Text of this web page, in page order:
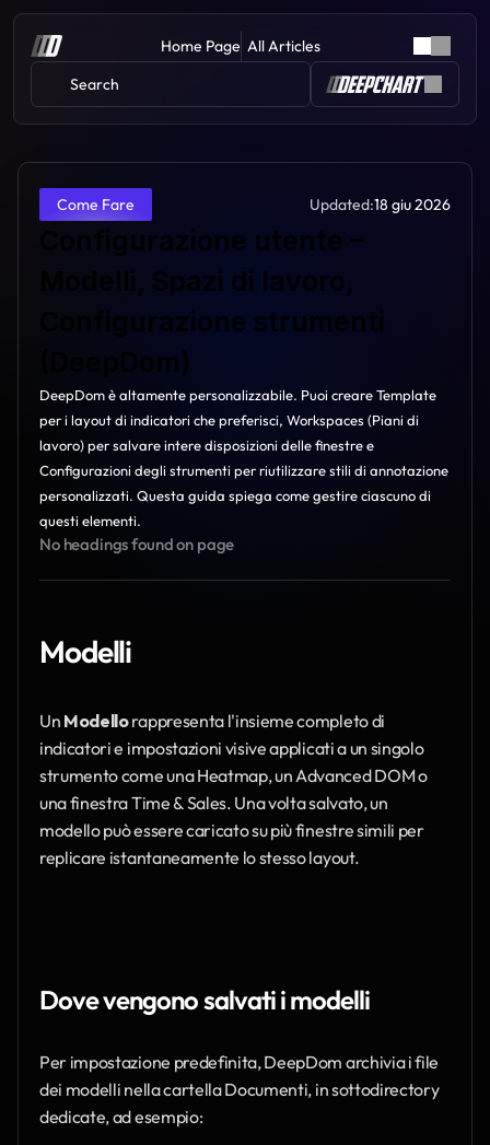
Home Page All Articles
Search
Come Fare Updated:18 giu 2026
Configurazione utente –
Modelli, Spazi di lavoro,
Configurazione strumenti
(DeepDom)
DeepDom è altamente personalizzabile. Puoi creare Template
per i layout di indicatori che preferisci, Workspaces (Piani di
lavoro) per salvare intere disposizioni delle finestre e
Configurazioni degli strumenti per riutilizzare stili di annotazione
personalizzati. Questa guida spiega come gestire ciascuno di
questi elementi.
No headings found on page
Modelli
Un Modello rappresenta l'insieme completo di
indicatori e impostazioni visive applicati a un singolo
strumento come una Heatmap, un Advanced DOM o
una finestra Time & Sales. Una volta salvato, un
modello può essere caricato su più finestre simili per
replicare istantaneamente lo stesso layout.
Dove vengono salvati i modelli
Per impostazione predefinita, DeepDom archivia i file
dei modelli nella cartella Documenti, in sottodirectory
dedicate, ad esempio: